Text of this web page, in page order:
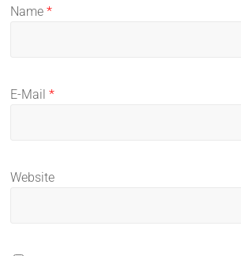
Name*
E-Mail*
Website